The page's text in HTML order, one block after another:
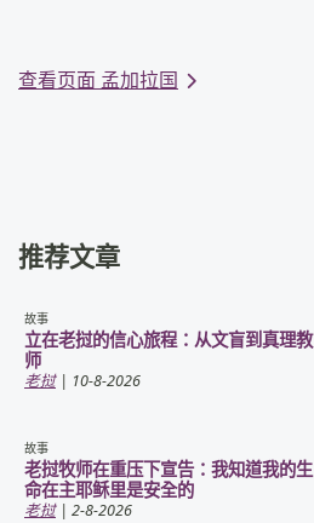
查看页面 孟加拉国
推荐文章
故事
立在老挝的信心旅程：从文盲到真理教
师
老挝| 10-8-2026
故事
老挝牧师在重压下宣告：我知道我的生
命在主耶稣里是安全的
老挝| 2-8-2026